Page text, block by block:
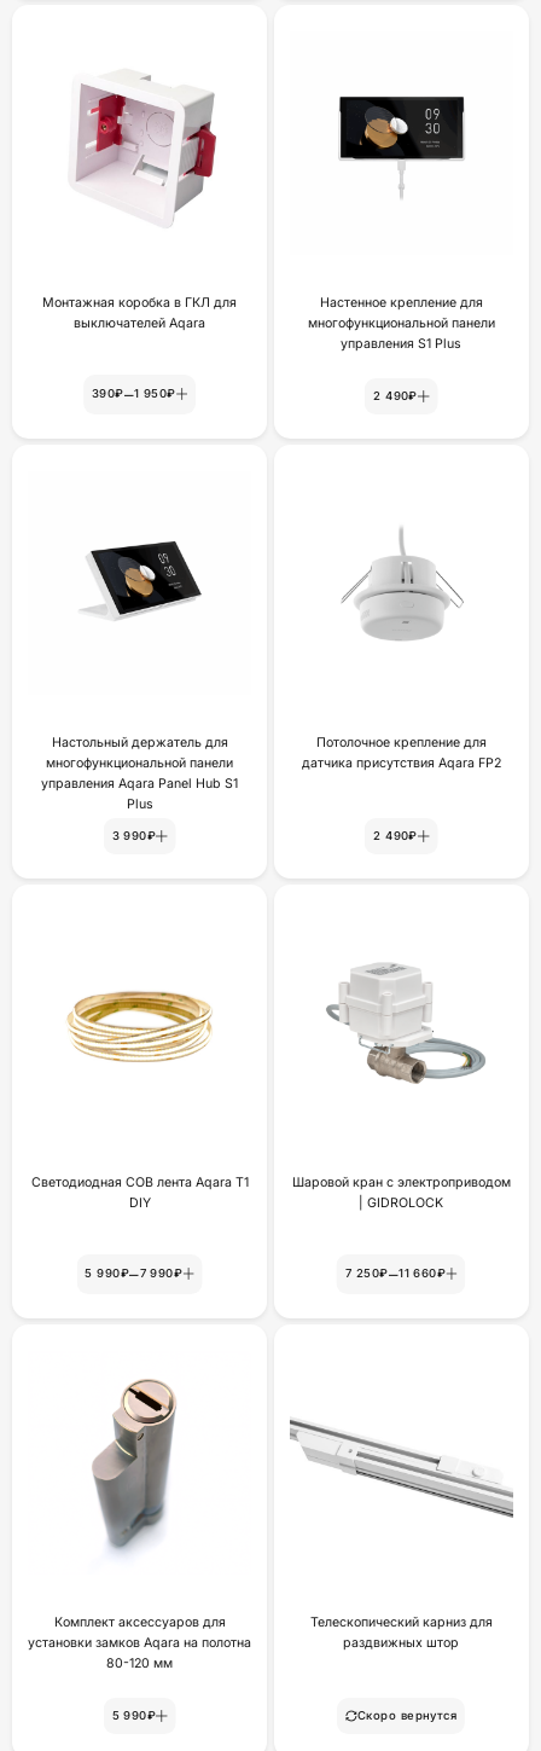
Монтажная коробка в ГКЛ для
выключателей Aqara
390₽–1 950₽
Настенное крепление для
многофункциональной панели
yпpaвлeния S1 Plus
2 490₽
Настольный держатель для
многофункциональной панели
управления Aqara Panel Hub S1
Plus
3 990₽
Потолочное крепление для
датчика присутствия Aqara FP2
2 490₽
Светодиодная COB лента Aqara T1
DIY
5 990₽–7 990₽
Шаровой кран с электроприводом
| GIDROLOCK
7 250₽–11 660₽
Комплект аксессуаров для
установки замков Aqara на полотна
80-120 мм
5 990₽
Телескопический карниз для
раздвижных штор
Скоро вернутся